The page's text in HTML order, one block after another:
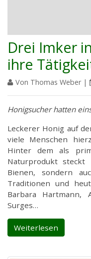
Drei Imker
ihre
Von Thomas Weber |
Honigsucher hatten
Leckerer Honig auf
viele Menschen
Hinter dem als
Naturprodukt
Bienen, sondern
Traditionen und
Barbara Hartmann,
Surges…
Weiterlesen